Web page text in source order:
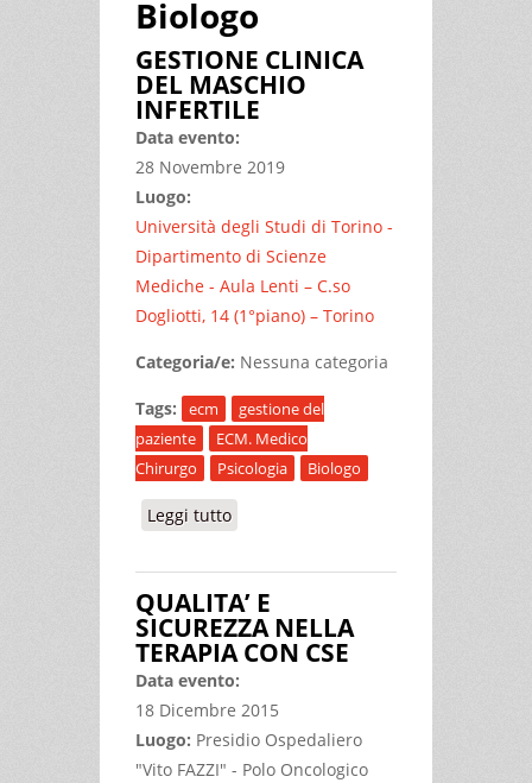
Biologo
GESTIONE CLINICA
DEL MASCHIO
INFERTILE
Data evento:
28 Novembre 2019
Luogo:
Università degli Studi di Torino -
Dipartimento di Scienze
Mediche - Aula Lenti – C.so
Dogliotti, 14 (1°piano) – Torino
Categoria/e: Nessuna categoria
Tags: ecm
gestione del
paziente
ECM. Medico
Chirurgo
Psicologia Biologo
Leggi tutto
QUALITA’ E
SICUREZZA NELLA
TERAPIA CON CSE
Data evento:
18 Dicembre 2015
Luogo: Presidio Ospedaliero
"Vito FAZZI" - Polo Oncologico